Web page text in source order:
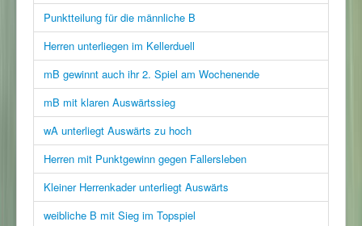
Punktteilung für die männliche B
Herren unterliegen im Kellerduell
mB gewinnt auch ihr 2. Spiel am Wochenende
mB mit klaren Auswärtssieg
wA unterliegt Auswärts zu hoch
Herren mit Punktgewinn gegen Fallersleben
Kleiner Herrenkader unterliegt Auswärts
weibliche B mit Sieg im Topspiel